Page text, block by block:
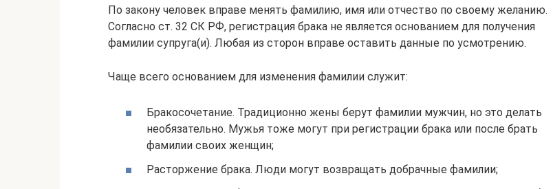
По закону человек вправе менять фамилию, имя или отчество по своему желанию.
Согласно ст. 32 СК РФ, регистрация брака не является основанием для получения
фамилии супруга(и). Любая из сторон вправе оставить данные по усмотрению.
Чаще всего основанием для изменения фамилии служит:
Бракосочетание. Традиционно жены берут фамилии мужчин, но это делать
необязательно. Мужья тоже могут при регистрации брака или после брать
фамилии своих женщин;
Расторжение брака. Люди могут возвращать добрачные фамилии;